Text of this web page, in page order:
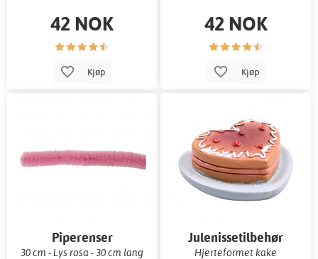
42 NOK
Kjøp
42 NOK
Kjøp
Piperenser
30 cm - Lys rosa - 30 cm lang
Julenissetilbehør
Hjerteformet kake